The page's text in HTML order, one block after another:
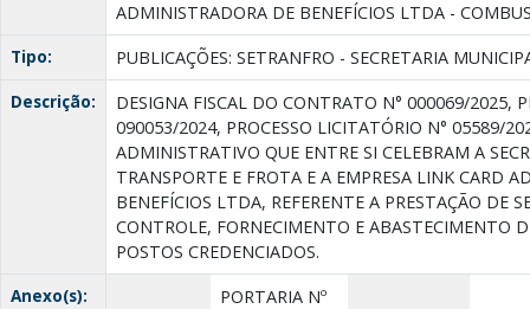
ADMINISTRADORA DE BENEFÍCIOS LTDA -
Tipo:
PUBLICAÇÕES: SETRANFRO - SECRETARIA
Descrição:
DESIGNA FISCAL DO CONTRATO N° 000069/2025,
090053/2024, PROCESSO LICITATÓRIO N° 05589/
ADMINISTRATIVO QUE ENTRE SI CELEBRAM A
TRANSPORTE E FROTA E A EMPRESA LINK CARD
BENEFÍCIOS LTDA, REFERENTE A PRESTAÇÃO DE
CONTROLE, FORNECIMENTO E ABASTECIMENTO
POSTOS CREDENCIADOS.
Anexo(s):
PORTARIA Nº